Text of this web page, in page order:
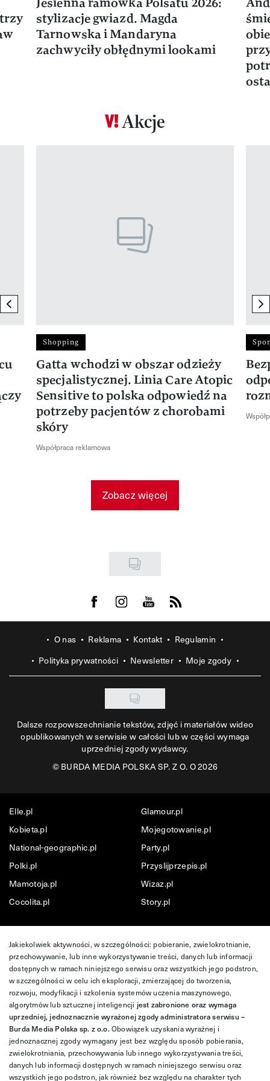
stylizacje gwiazd. Magda
Tarnowska i Mandaryna
zachwyciły obłędnymi lookami
Akcje
previous element
Shopping
Gatta wchodzi w obszar odzieży
specjalistycznej. Linia Care Atopic
Sensitive to polska odpowiedź na
potrzeby pacjentów z chorobami
skóry
Współpraca reklamowa
Zobacz więcej
Visit us on Facebook
Visit us on Instagram
Visit us on Youtube
Visit us on Rss
O nas Reklama Kontakt
Regulamin
Polityka prywatności
Newsletter Moje zgody
Dalsze rozpowszechnianie tekstów, zdjęć i materiałów wideo
opublikowanych w serwisie w całości lub w części wymaga
uprzedniej zgody wydawcy.
©BURDA MEDIA POLSKA SP. Z O. O 2026
Elle.pl
Glamour.pl
Kobieta.pl
Mojegotowanie.pl
National-geographic.pl
Party.pl
Polki.pl
Przyslijprzepis.pl
Mamotoja.pl
Wizaz.pl
Cocolita.pl
Story.pl
Jakiekolwiek aktywności, w szczególności: pobieranie, zwielokrotnianie,
przechowywanie, lub inne wykorzystywanie treści, danych lub informacji
dostępnych w ramach niniejszego serwisu oraz wszystkich jego podstron,
w szczególności w celu ich eksploracji, zmierzającej do tworzenia,
rozwoju, modyfikacji i szkolenia systemów uczenia maszynowego,
algorytmów lub sztucznej inteligencji jest zabronione oraz wymaga
uprzedniej, jednoznacznie wyrażonej zgody administratora serwisu –
Burda Media Polska sp. z o.o.Obowiązek uzyskania wyraźnej i
jednoznacznej zgody wymagany jest bez względu sposób pobierania,
zwielokrotniania, przechowywania lub innego wykorzystywania treści,
danych lub informacji dostępnych w ramach niniejszego serwisu oraz
wszystkich jego podstron, jak również bez względu na charakter tych